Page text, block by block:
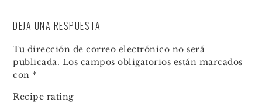
DEJA UNA RESPUESTA
Tu dirección de correo electrónico no será
publicada. Los campos obligatorios están marcados
con *
Recipe rating